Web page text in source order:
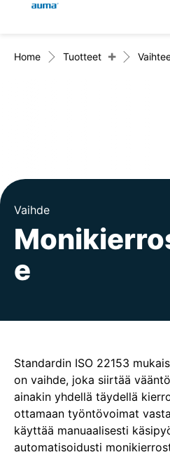
Tuotteet
Yritys
Yhteystiedot
Global
Aasia ja
Pohjois-
Haku
Home Tuotteet +
Vaihde
e
Standardin ISO 22153
on vaihde, joka siirtää
ainakin yhdellä täydellä
ottamaan työntövoimat
käyttää manuaalisesti
automatisoidusti